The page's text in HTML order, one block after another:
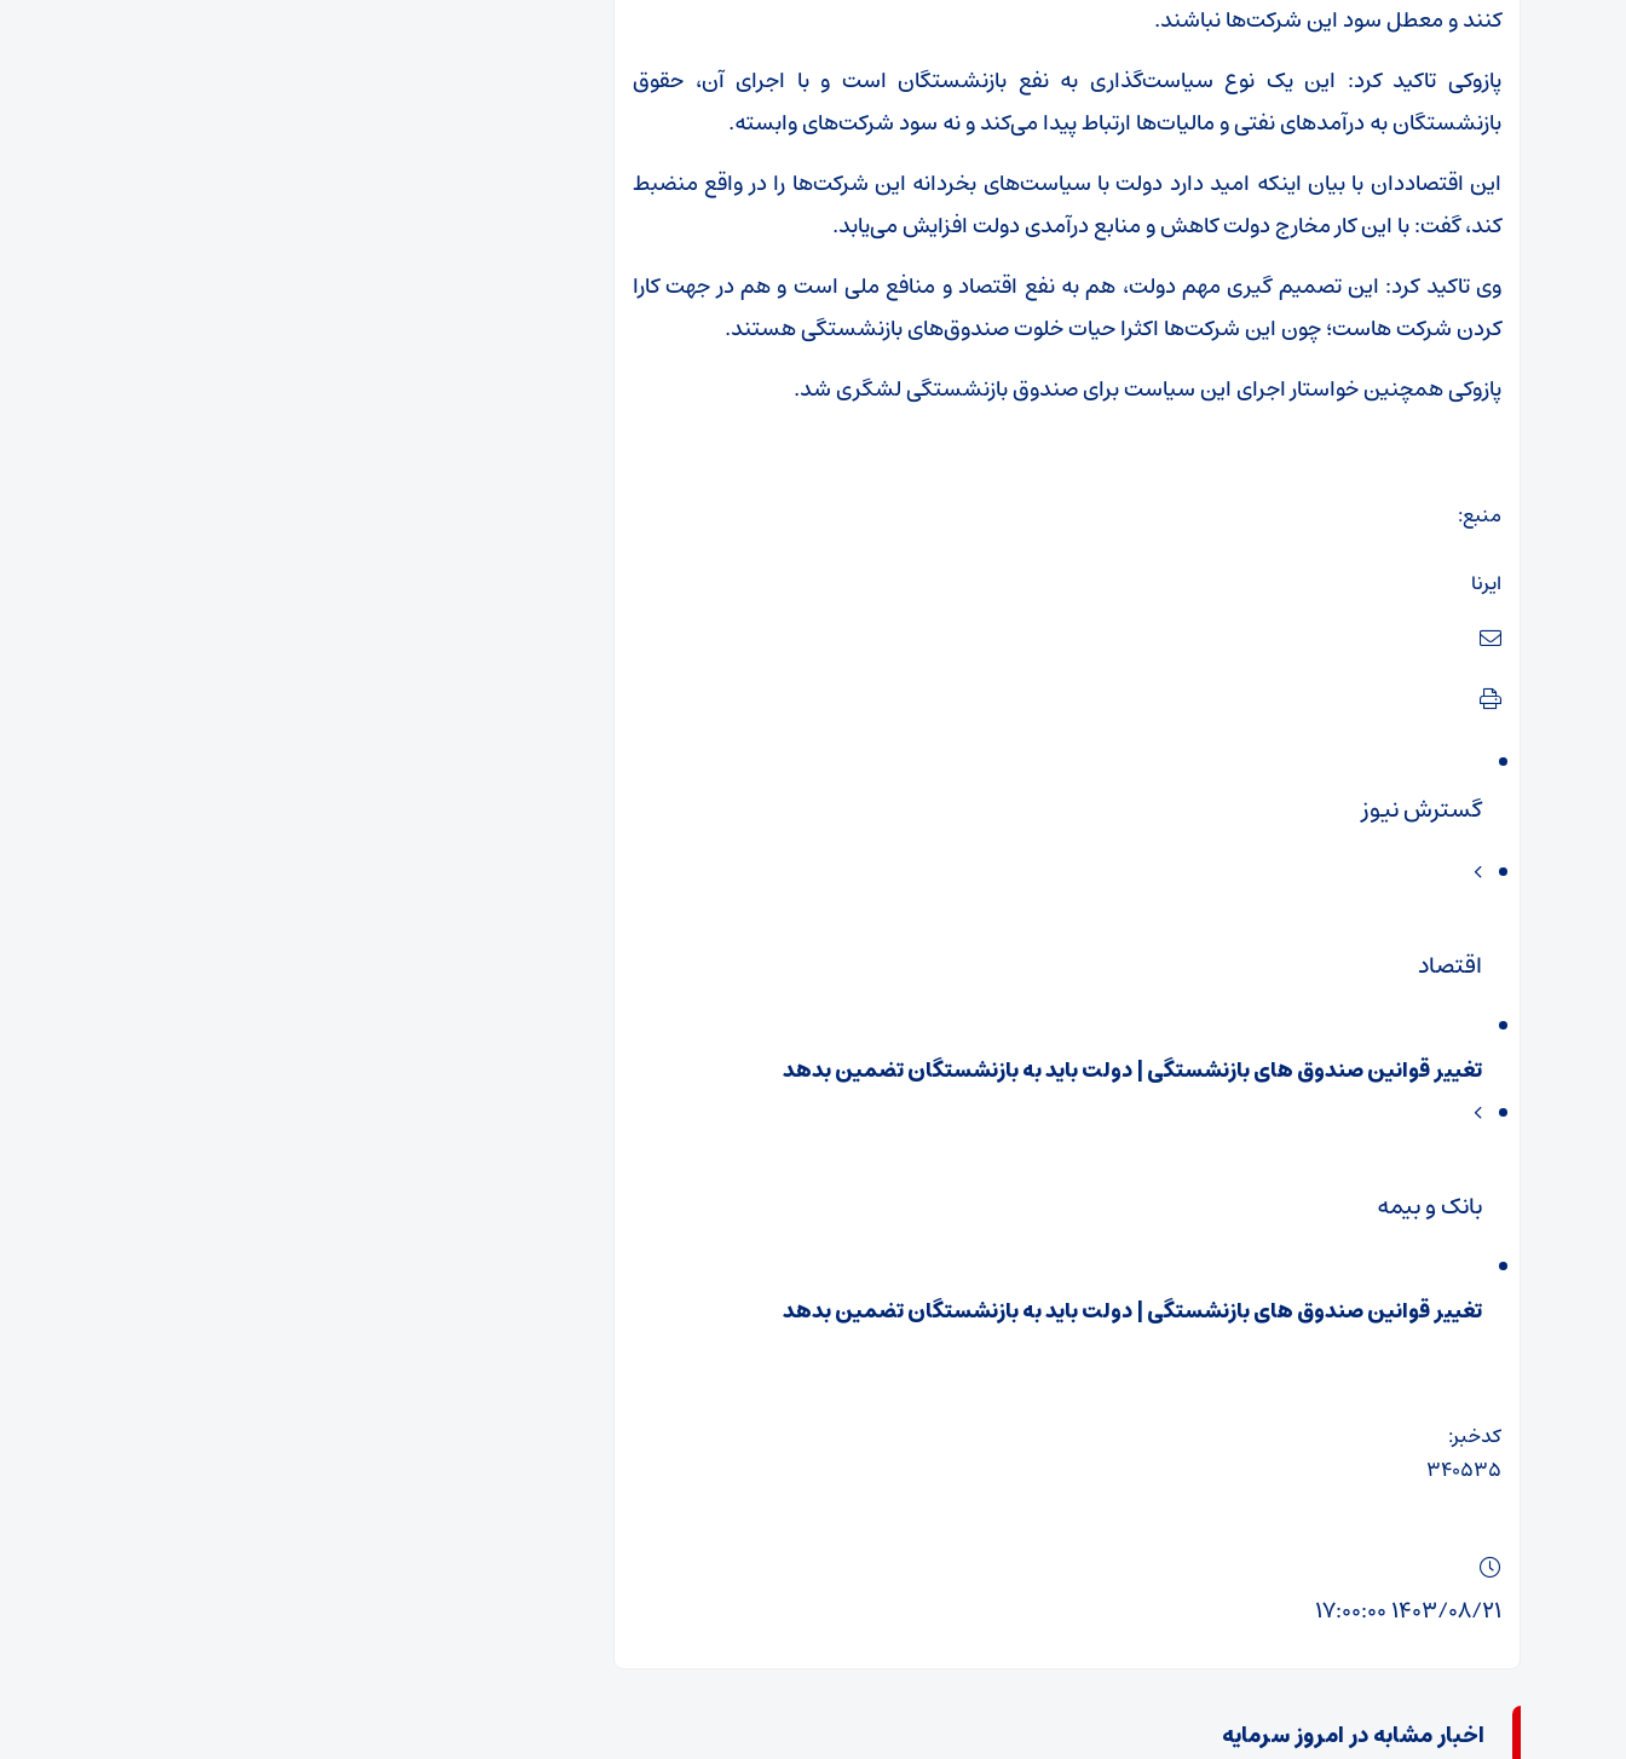
کنند و معطل سود این شرکت‌ها نباشند.
پازوکی تاکید کرد: این یک نوع سیاست‌گذاری به نفع بازنشستگان است و با اجرای آن، حقوق
بازنشستگان به درآمدهای نفتی و مالیات‌ها ارتباط پیدا می‌کند و نه سود شرکت‌های وابسته.
این اقتصاددان با بیان اینکه امید دارد دولت با سیاست‌های بخردانه این شرکت‌ها را در واقع منضبط
کند، گفت: با این کار مخارج دولت کاهش و منابع درآمدی دولت افزایش می‌یابد.
وی تاکید کرد: این تصمیم گیری مهم دولت، هم به نفع اقتصاد و منافع ملی است و هم در جهت کارا
کردن شرکت هاست؛ چون این شرکت‌ها اکثرا حیات خلوت صندوق‌های بازنشستگی هستند.
پازوکی همچنین خواستار اجرای این سیاست برای صندوق بازنشستگی لشگری شد.
منبع:
ایرنا
گسترش نیوز
اقتصاد
تغییر قوانین صندوق‌ های بازنشستگی | دولت باید به بازنشستگان تضمین بدهد
بانک و بیمه
تغییر قوانین صندوق‌ های بازنشستگی | دولت باید به بازنشستگان تضمین بدهد
کدخبر:
۳۴۰۵۳۵
۱۴۰۳/۰۸/۲۱ ۱۷:۰۰:۰۰
اخبار مشابه در امروز سرمایه